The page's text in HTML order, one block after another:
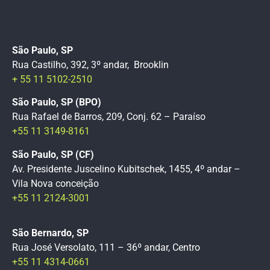
São Paulo, SP
Rua Castilho, 392, 3º andar, Brooklin
+ 55 11 5102-2510
São Paulo, SP (BPO)
Rua Rafael de Barros, 209, Conj. 62 – Paraíso
+55 11 3149-8161
São Paulo, SP (CF)
Av. Presidente Juscelino Kubitschek, 1455, 4º andar –
Vila Nova conceição
+55 11 2124-3001
São Bernardo, SP
Rua José Versolato, 111 – 36º andar, Centro
+55 11 4314-0661